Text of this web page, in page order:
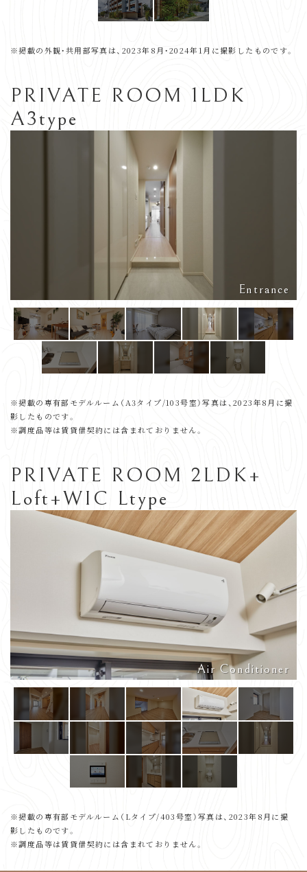
※掲載の外観・共用部写真は、2023年8月・2024年1月に撮影したものです。
PRIVATE ROOM 1LDK
A3type
Entrance
※掲載の専有部モデルルーム（A3タイプ/103号室）写真は、2023年8月に撮
影したものです。
※調度品等は賃貸借契約には含まれておりません。
PRIVATE ROOM 2LDK+
Loft+WIC Ltype
Air Conditioner
※掲載の専有部モデルルーム（Lタイプ/403号室）写真は、2023年8月に撮
影したものです。
※調度品等は賃貸借契約には含まれておりません。